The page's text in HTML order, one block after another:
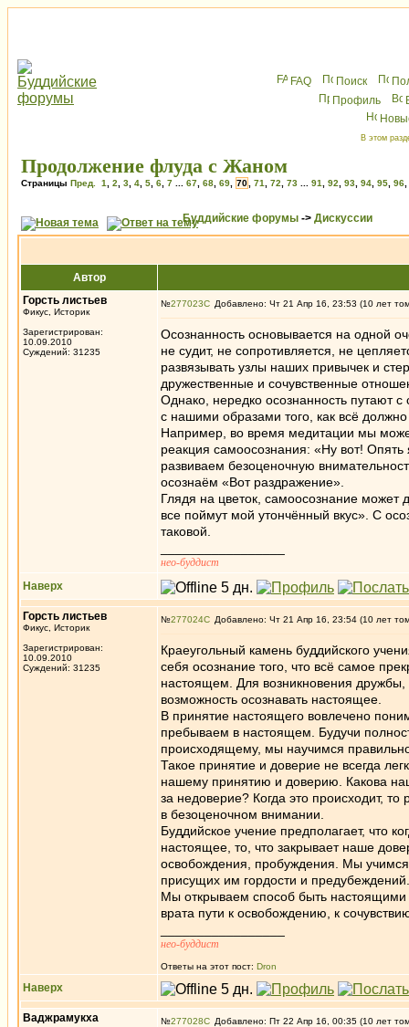
FAQ Поиск
Профиль
В этом
Продолжение флуда с Жаном
Страницы Пред. 1 2 3 4 5 6 7 67 68 69 70 71 72 73 91 92 93 94 95 96
Буддийские форумы -> Дискуссии
Автор
Горсть листьев
Фикус, Историк
Зарегистрирован:
10.09.2010
Суждений: 31235
№277023 Добавлено: Чт 21 Апр 16, 23:53 (10 лет
Осознанность основывается на одной
не судит, не сопротивляется, не
развязывать узлы наших привычек и
дружественные и сочувственные
Однако, нередко осознанность путают
с нашими образами того, как всё
Например, во время медитации мы
реакция самоосознания: «Ну вот!
развиваем безоценочную
осознаём «Вот раздражение».
Глядя на цветок, самоосознание может
все поймут мой утончённый вкус». С
таковой.
нео-буддист
Наверх
Горсть листьев
Фикус, Историк
Зарегистрирован:
10.09.2010
Суждений: 31235
№277024 Добавлено: Чт 21 Апр 16, 23:54 (10 лет
Краеугольный камень буддийского
себя осознание того, что всё самое
настоящем. Для возникновения дружбы,
возможность осознавать настоящее.
В принятие настоящего вовлечено
пребываем в настоящем. Будучи
происходящему, мы научимся
Такое принятие и доверие не всегда
нашему принятию и доверию. Какова
за недоверие? Когда это происходит,
в безоценочном внимании.
Буддийское учение предполагает, что
настоящее, то, что закрывает наше
освобождения, пробуждения. Мы
присущих им гордости и
Мы открываем способ быть
врата пути к освобождению, к
нео-буддист
Ответы на этот пост: Dron
Наверх
Ваджрамукха №277028 Добавлено: Пт 22 Апр 16, 00:35 (10 лет